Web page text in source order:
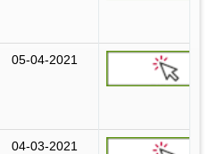
05-04-2021
04-03-2021